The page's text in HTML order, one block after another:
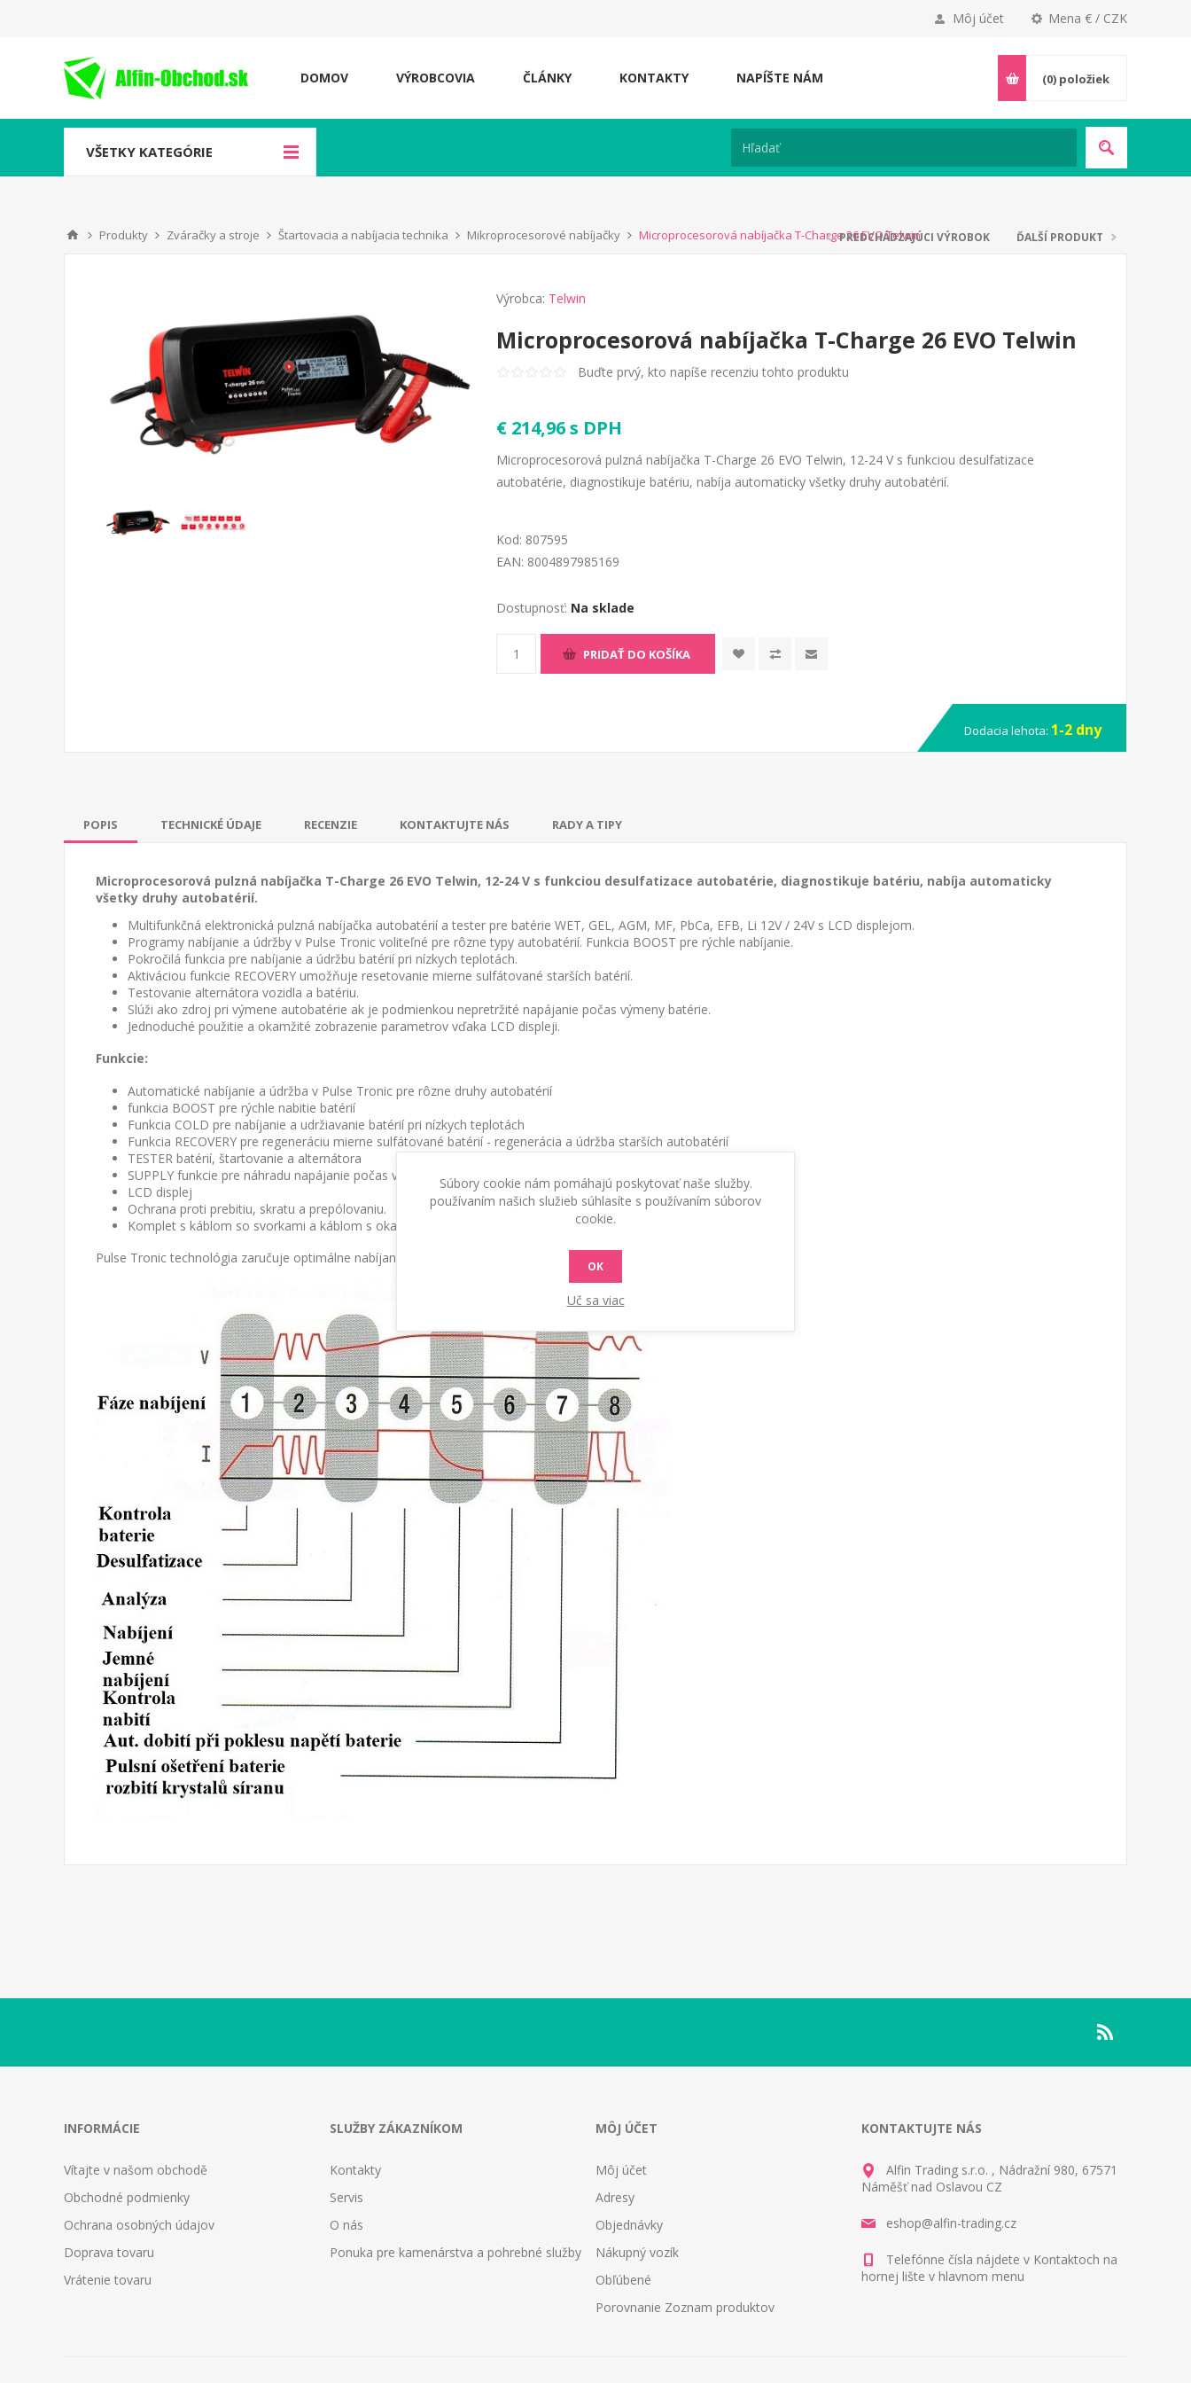
Mena € / CZK
Môj účet
DOMOV VÝROBCOVIA ČLÁNKY KONTAKTY NAPÍŠTE NÁM (0) položiek
VŠETKY KATEGÓRIE
Produkty Zváračky a stroje Štartovacia a nabíjacia technika Mikroprocesorové nabíjačky Microprocesorová nabíjačka T-Charge 26 EVO Telwin
PREDCHÁDZAJÚCI VÝROBOK ĎALŠÍ PRODUKT
Výrobca: Telwin
Microprocesorová nabíjačka T-Charge 26 EVO Telwin
Buďte prvý, kto napíše recenziu tohto produktu
€ 214,96 s DPH
Microprocesorová pulzná nabíjačka T-Charge 26 EVO Telwin, 12-24 V s funkciou desulfatizace
autobatérie, diagnostikuje batériu, nabíja automaticky všetky druhy autobatérií.
Kod: 807595
EAN: 8004897985169
Dostupnosť: Na sklade
PRIDAŤ DO KOŠÍKA
Dodacia lehota: 1-2 dny
POPIS TECHNICKÉ ÚDAJE RECENZIE KONTAKTUJTE NÁS RADY A TIPY
Microprocesorová pulzná nabíjačka T-Charge 26 EVO Telwin, 12-24 V s funkciou desulfatizace autobatérie, diagnostikuje batériu, nabíja automaticky
všetky druhy autobatérií.
Multifunkčná elektronická pulzná nabíjačka autobatérií a tester pre batérie WET, GEL, AGM, MF, PbCa, EFB, Li 12V / 24V s LCD displejom.
Programy nabíjanie a údržby v Pulse Tronic voliteľné pre rôzne typy autobatérií. Funkcia BOOST pre rýchle nabíjanie.
Pokročilá funkcia pre nabíjanie a údržbu batérií pri nízkych teplotách.
Aktiváciou funkcie RECOVERY umožňuje resetovanie mierne sulfátované starších batérií.
Testovanie alternátora vozidla a batériu.
Slúži ako zdroj pri výmene autobatérie ak je podmienkou nepretržité napájanie počas výmeny batérie.
Jednoduché použitie a okamžité zobrazenie parametrov vďaka LCD displeji.
Funkcie:
Automatické nabíjanie a údržba v Pulse Tronic pre rôzne druhy autobatérií
funkcia BOOST pre rýchle nabitie batérií
Funkcia COLD pre nabíjanie a udržiavanie batérií pri nízkych teplotách
Funkcia RECOVERY pre regeneráciu mierne sulfátované batérií - regenerácia a údržba starších autobatérií
TESTER batérií, štartovanie a alternátora
SUPPLY funkcie pre náhradu napájanie počas výmeny batérie
LCD displej
Ochrana proti prebitiu, skratu a prepólovaniu.
Komplet s káblom so svorkami a káblom s okami.
Pulse Tronic technológia zaručuje optimálne nabíjanie batérií.
INFORMÁCIE
Vítajte v našom obchodě
Obchodné podmienky
Ochrana osobných údajov
Doprava tovaru
Vrátenie tovaru
SLUŽBY ZÁKAZNÍKOM
Kontakty
Servis
O nás
Ponuka pre kamenárstva a pohrebné služby
MÔJ ÚČET
Môj účet
Adresy
Objednávky
Nákupný vozík
Obľúbené
Porovnanie Zoznam produktov
KONTAKTUJTE NÁS
Alfin Trading s.r.o. , Nádražní 980, 67571
Náměšť nad Oslavou CZ
eshop@alfin-trading.cz
Telefónne čísla nájdete v Kontaktoch na
hornej lište v hlavnom menu
Súbory cookie nám pomáhajú poskytovať naše služby.
používaním našich služieb súhlasíte s používaním súborov
cookie.
OK
Uč sa viac